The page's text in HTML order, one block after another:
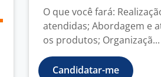
O que você fará:
atendidas; Abordagem e
os produtos; Organizaçã...
Candidatar-me